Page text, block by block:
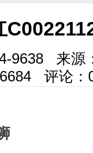
9638 来
评论：